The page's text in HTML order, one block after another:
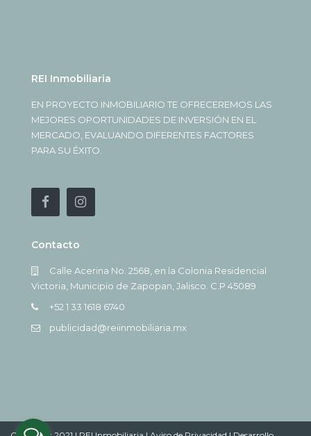
REI Inmobiliaria
EN PROYECTO INMOBILIARIO TE OFRECEREMOS LAS
MEJORES OPORTUNIDADES DE INVERSIÓN EN EL
MERCADO, EVALUANDO DIFERENTES FACTORES
PARA SU ÉXITO.
Contacto
Calle Acerina No. 2568, en la Colonia Residencial
Victoria, Municipio de Zapopan, Jalisco. C.P 45089
+52 1 33 1618 6740
publicidad@reiinmobiliaria.mx